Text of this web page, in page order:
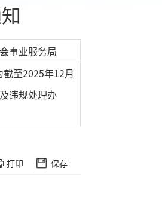
事业服务局
至2025年12月
违规处理办
打印 保存